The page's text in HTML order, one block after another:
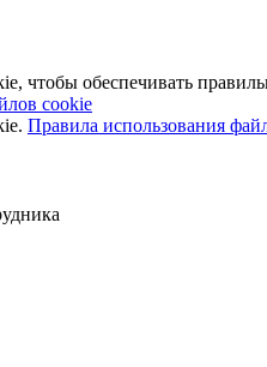
чтобы обеспечивать
cookie
Правила использования